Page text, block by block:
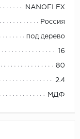
LimeStone
Made in Belgium
NANOFLEX
Россия
под дерево
16
80
2.4
МДФ